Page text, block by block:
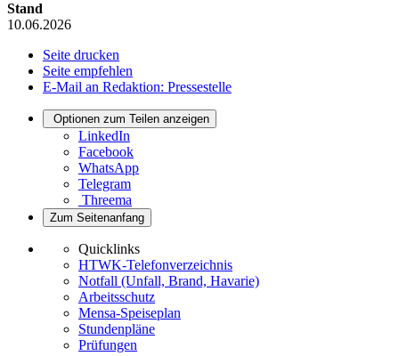
Stand
10.06.2026
Seite drucken
Seite empfehlen
E-Mail an Redaktion: Pressestelle
Optionen zum Teilen anzeigen
LinkedIn
Facebook
WhatsApp
Telegram
Threema
Zum Seitenanfang
Quicklinks
HTWK-Telefonverzeichnis
Notfall (Unfall, Brand, Havarie)
Arbeitsschutz
Mensa-Speiseplan
Stundenpläne
Prüfungen